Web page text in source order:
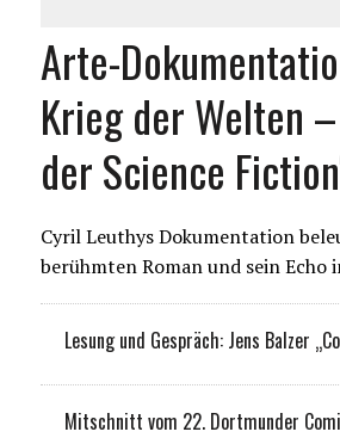
Arte-
Krieg der Welten
der Science
Cyril Leuthys Dokumentation
berühmten Roman und sein Echo
Lesung und Gespräch: Jens Balzer
Mitschnitt vom 22. Dortmunder